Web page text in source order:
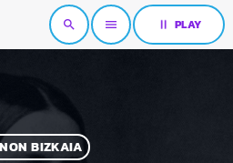
search menu pause PLAY
BIZKAIA